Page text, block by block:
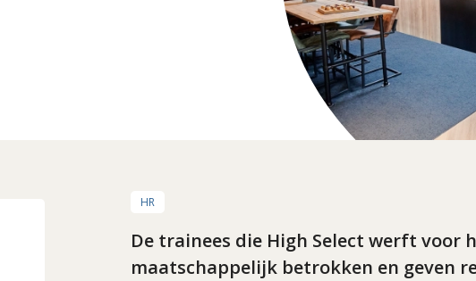
HR
De trainees die High Select werft voor
maatschappelijk betrokken en geven